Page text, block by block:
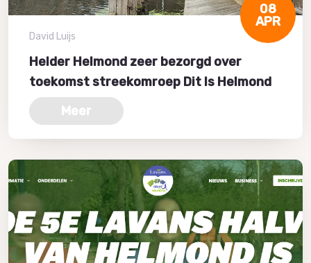
08
APR
David Luijs
Helder Helmond zeer bezorgd over
toekomst streekomroep Dit Is Helmond
Meer